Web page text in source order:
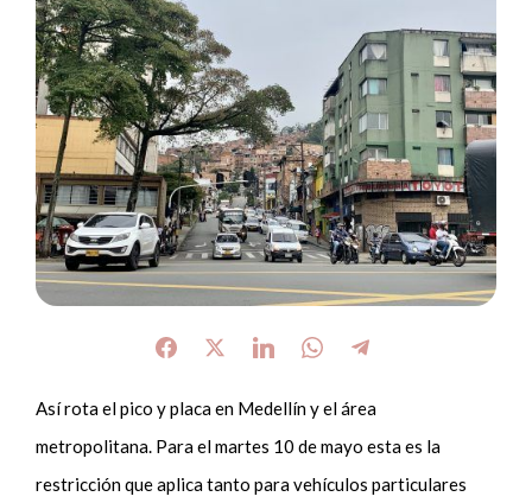
Así rota el pico y placa en Medellín y el área
metropolitana. Para el martes 10 de mayo esta es la
restricción que aplica tanto para vehículos particulares